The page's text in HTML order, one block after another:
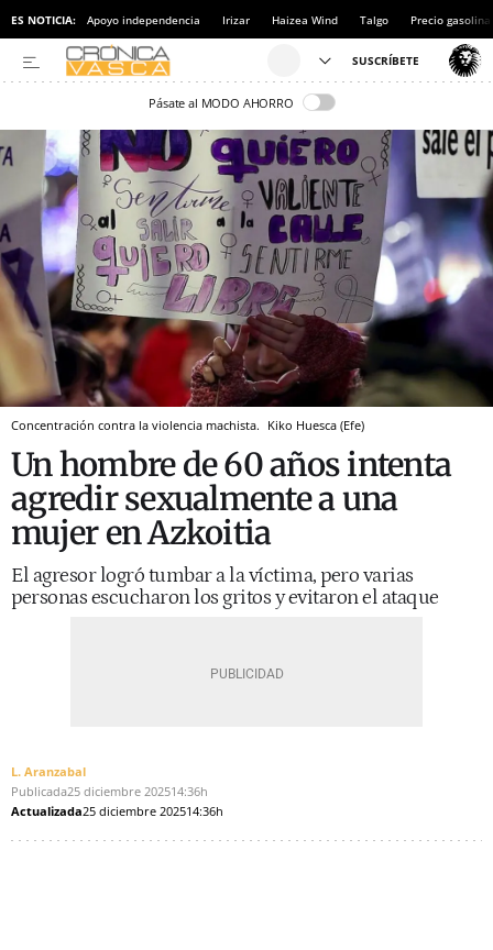
ES NOTICIA: Apoyo independencia Irizar Haizea Wind Talgo Precio gasolina
Pásate al MODO AHORRO
Concentración contra la violencia machista. Kiko Huesca (Efe)
Un hombre de 60 años intenta
agredir sexualmente a una
mujer en Azkoitia
El agresor logró tumbar a la víctima, pero varias
personas escucharon los gritos y evitaron el ataque
L. Aranzabal
Publicada25 diciembre 202514:36h
Actualizada25 diciembre 202514:36h